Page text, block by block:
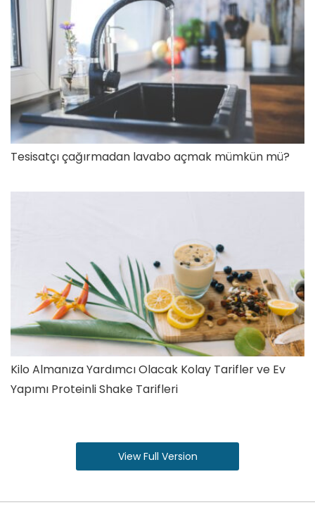
Tesisatçı çağırmadan lavabo açmak mümkün mü?
Kilo Almanıza Yardımcı Olacak Kolay Tarifler ve Ev
Yapımı Proteinli Shake Tarifleri
View Full Version